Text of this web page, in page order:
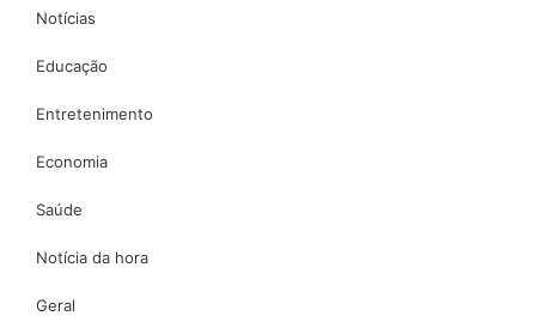
Notícias
Educação
Entretenimento
Economia
Saúde
Notícia da hora
Geral